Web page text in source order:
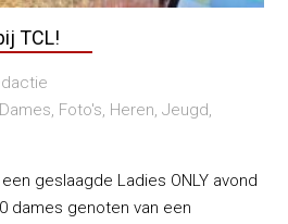
TCL!
Dames, Foto's, Heren, Jeugd,
geslaagde Ladies ONLY avond
dames genoten van een